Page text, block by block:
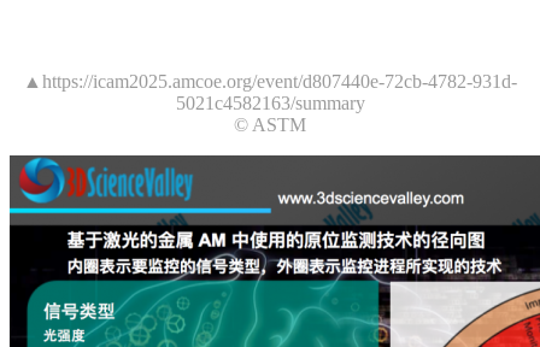
▲https://icam2025.amcoe.org/event/d807440e-72cb-4782-931d-
5021c4582163/summary
© ASTM